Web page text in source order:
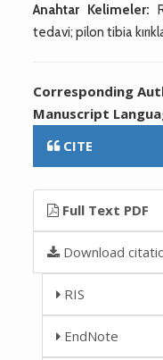
Anahtar Kelimeler:
tedavi; pilon tibia
Corresponding
Manuscript
CITE
Full Text PDF
Download
RIS
EndNote